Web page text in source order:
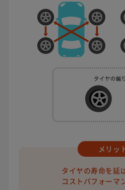
メリッ
タイヤの寿命を延
コストパフォーマ